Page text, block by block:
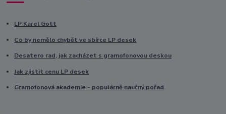
LP Karel Gott
Co by nemělo chybět ve sbírce LP desek
Desatero rad, jak zacházet s gramofonovou deskou
Jak zjistit cenu LP desek
Gramofonová akademie - populárně naučný pořad